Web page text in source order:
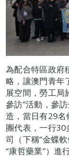
為配合特區政府
略，讓澳門青年
展空間，勞工局
參訪”活動，參
造，當日有29名
團代表，一行
司（下稱“金蝶
“康哲藥業”）進